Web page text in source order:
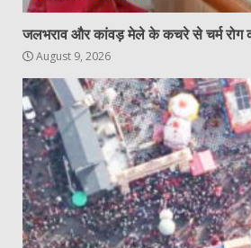
जलभराव और कांवड़ मेले के कचरे से चर्म रोग
August 9, 2026